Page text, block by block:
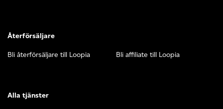
Återförsäljare
Bli återförsäljare till Loopia Bli affiliate till Loopia
Alla tjänster